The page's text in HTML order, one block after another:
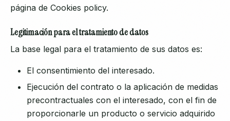
página de Cookies policy.
Legitimación para el tratamiento de datos
La base legal para el tratamiento de sus datos es:
El consentimiento del interesado.
Ejecución del contrato o la aplicación de medidas
precontractuales con el interesado, con el fin de
proporcionarle un producto o servicio adquirido